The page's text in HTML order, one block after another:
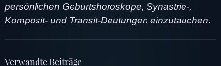
persönlichen Geburtshoroskope, Synastrie-,
Komposit- und Transit-Deutungen einzutauchen.
Verwandte Beiträge